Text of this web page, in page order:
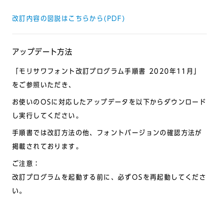
改訂内容の図説はこちらから(PDF)
アップデート方法
「モリサワフォント改訂プログラム手順書 2020 年 11 月」
をご参照いただき、
お使いのOSに対応したアップデータを以下からダウンロード
し実行してください。
手順書では改訂方法の他、フォントバージョンの確認方法が
掲載されております。
ご注意：
改訂プログラムを起動する前に、必ずOSを再起動してくださ
い。